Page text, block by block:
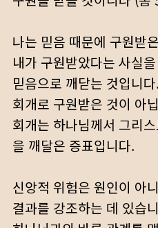
나는 믿음 때문에 구원받
내가 구원받았다는 사실을
믿음으로 깨닫는 것입니다.
회개로 구원받은 것이 아
회개는 하나님께서 그리
을 깨달은 증표입니다.
신앙적 위험은 원인이 아
결과를 강조하는 데 있습